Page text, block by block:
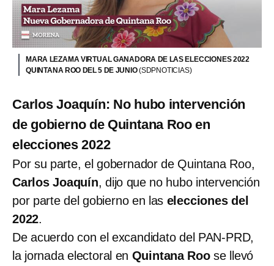
MARA LEZAMA VIRTUAL GANADORA DE LAS ELECCIONES 2022
QUINTANA ROO DEL 5 DE JUNIO(SDPNOTICIAS)
Carlos Joaquín: No hubo intervención
de gobierno de Quintana Roo en
elecciones 2022
Por su parte, el gobernador de Quintana Roo,
Carlos Joaquín, dijo que no hubo intervención
por parte del gobierno en las elecciones del
2022.
De acuerdo con el excandidato del PAN-PRD,
la jornada electoral en Quintana Roose llevó